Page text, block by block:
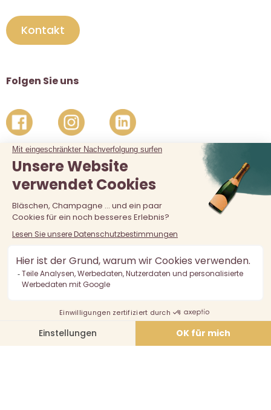
Kontakt
Folgen Sie uns
Der Verkauf von Alkohol an unter 18-Jährige ist verboten.
Alkoholmissbrauch ist gefährlich für die Gesundheit, in